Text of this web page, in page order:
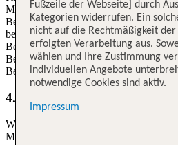
Malta abzustimmen (für
Behinderten Fluggästen, die Air Malta
besonderen Bedürfnisse in Kenntnis
Beförderung von Air Malta akzeptiert
Beförderung aufgrund der
Bedürfnisse nachträglich nicht
4.1 Hilfe mit Rollstühlen
Während des Fluges unterstützt Air
Mobilitätsbedarf. Bei dieser Form der
Fußzeile der Webseite] durch
Kategorien widerrufen. Ein
nicht auf die Rechtmäßigkeit
erfolgten Verarbeitung aus.
wählen und Ihre Zustimmung
individuellen Angebote
notwendige Cookies sind aktiv.
Impressum